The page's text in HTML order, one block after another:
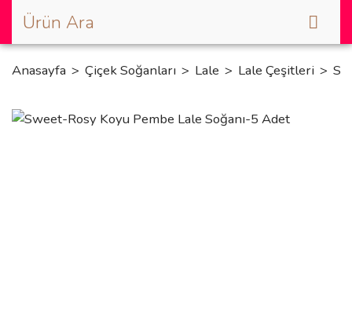
Anasayfa Çiçek Soğanları Lale Lale Çeşitleri